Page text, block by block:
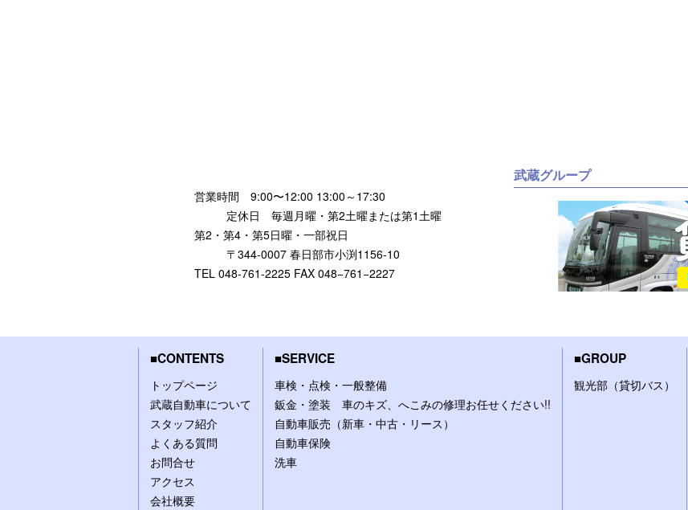
営業時間 9:00〜12:00 13:00～17:30
定休日 毎週月曜・第2土曜または第1土曜
第2・第4・第5日曜・一部祝日
〒344-0007 春日部市小渕1156-10
TEL 048-761-2225 FAX 048−761−2227
武蔵グループ
CONTENTS
トップページ
武蔵自動車について
スタッフ紹介
よくある質問
お問合せ
アクセス
会社概要
SERVICE
車検・点検・一般整備
鈑金・塗装 車のキズ、へこみの修理お任せください!!
自動車販売（新車・中古・リース）
自動車保険
洗車
GROUP
観光部（貸切バス）